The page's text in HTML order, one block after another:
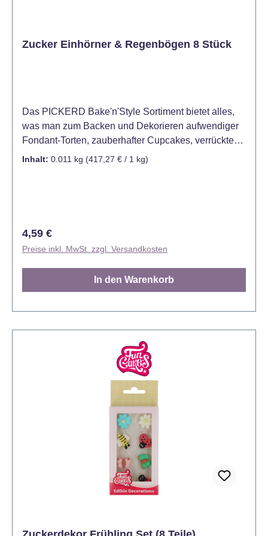
Zucker Einhörner & Regenbögen 8 Stück
Das PICKERD Bake'n'Style Sortiment bietet alles,
was man zum Backen und Dekorieren aufwendiger
Fondant-Torten, zauberhafter Cupcakes, verrückten
Cake Pops oder bunten Rainbow Cakes braucht. Mit
ganz schnell und einfach zu verzieren. Einhorn-Fans
aufgepasst! Die süßen Zucker-Einhörner und -
Regenbögen kommen direkt aus dem magischen
Regenbogen-Land und verwandeln Kuchen,
Leckereien. Hinweis: Kühl und trocken lagern. Vor
Desserts, Eis usw. erst kurz vor dem Servieren
dekorieren. Schokolade, Fondant, Zuckerguss usw.
vor dem Antrocknen dekorieren.
Inhalt: 0.011 kg (417,27 € / 1 kg)
Regulärer Preis:
4,59 €
Preise inkl. MwSt. zzgl. Versandkosten
In den Warenkorb